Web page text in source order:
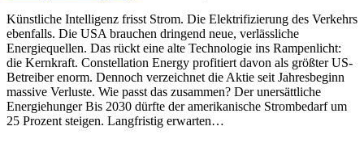
Künstliche Intelligenz frisst Strom. Die Elektrifizierung des Verkehrs
ebenfalls. Die USA brauchen dringend neue, verlässliche
Energiequellen. Das rückt eine alte Technologie ins Rampenlicht:
die Kernkraft. Constellation Energy profitiert davon als größter US-
Betreiber enorm. Dennoch verzeichnet die Aktie seit Jahresbeginn
massive Verluste. Wie passt das zusammen? Der unersättliche
Energiehunger Bis 2030 dürfte der amerikanische Strombedarf um
25 Prozent steigen. Langfristig erwarten…